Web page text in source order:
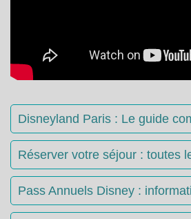
Disneyland Paris : Le guide
Réserver votre séjour : toutes
Pass Annuels Disney :